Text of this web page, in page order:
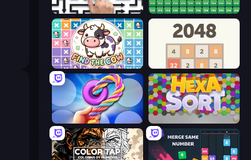
Arrow Escape: Puzzle 2048 Merge Blocks
Find The Cow 2048
Twisted Tangle